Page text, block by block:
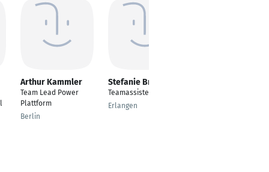
Arthur Kammler
Team Lead Power
Plattform
Berlin
Stefanie Brack
Teamassistentin
Erlangen